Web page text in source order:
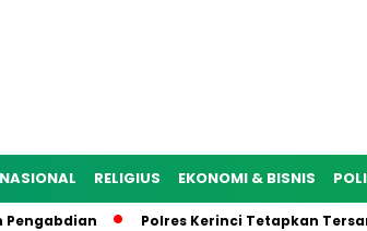
NASIONAL RELIGIUS EKONOMI & BISNIS
Polres Kerinci Tetapkan